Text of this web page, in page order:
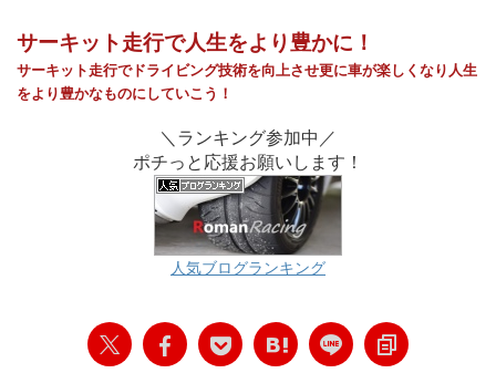
サーキット走行で人生をより豊かに！
サーキット走行でドライビング技術を向上させ更に車が楽しく なり 人生
をより豊かなものに していこう！
＼ランキング参加中／
ポチっと応援お願いします！
人気ブログランキング